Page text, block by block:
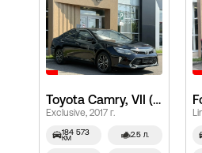
Toyota Camry, VII (XV50) Рестайлинг 2
Exclusive, 2017 г.
184 573
км 2.5 л.